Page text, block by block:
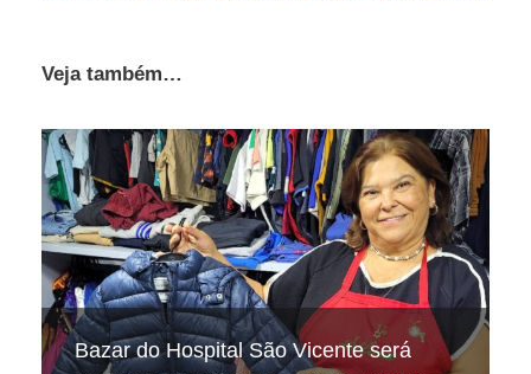
Veja também…
Bazar do Hospital São Vicente será
Hospital São Vicente participa de
mapeamento nacional sobre câncer
Hospital São Vicente expande
arrecadação de cupons fiscais pela